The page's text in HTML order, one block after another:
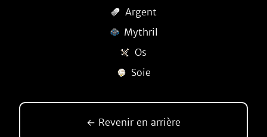
Argent
Mythril
Os
Soie
← Revenir en arrière